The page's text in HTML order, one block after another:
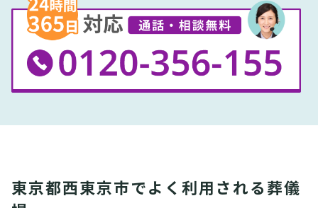
東京都西東京市でよく利用される葬儀